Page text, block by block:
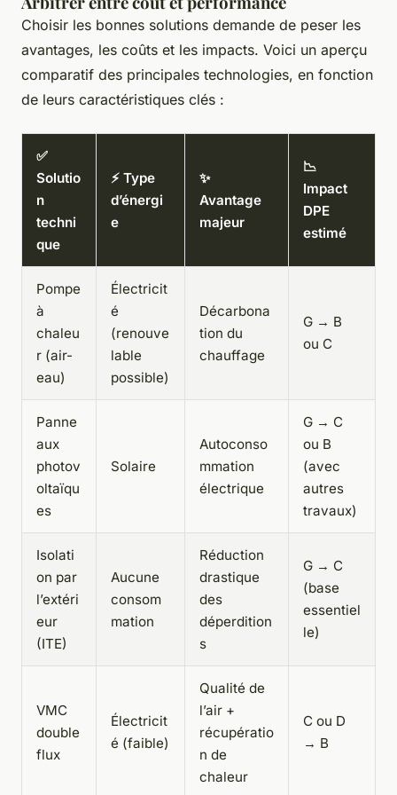
Choisir les bonnes solutions demande de peser les
avantages, les coûts et les impacts. Voici un aperçu
comparatif des principales technologies, en fonction
de leurs caractéristiques clés :
✅
Solutio
n
techni
que
⚡ Type
d’énergi
e
✨
Avantage
majeur
📉
Impact
DPE
estimé
Pompe
à
chaleu
r (air-
eau)
Électricit
é
(renouve
lable
possible)
Décarbona
tion du
chauffage
G → B
ou C
Panne
aux
photov
oltaïqu
es
Solaire
Autoconso
mmation
électrique
G → C
ou B
(avec
autres
travaux)
Isolati
on par
l’extéri
eur
(ITE)
Aucune
consom
mation
Réduction
drastique
des
déperdition
s
G → C
(base
essentiel
le)
VMC
double
flux
Électricit
é (faible)
Qualité de
l’air +
récupératio
n de
chaleur
C ou D
→ B